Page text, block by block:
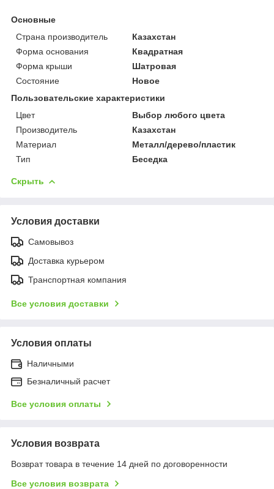
Основные
Страна производитель
Казахстан
Форма основания
Квадратная
Форма крыши
Шатровая
Состояние
Новое
Пользовательские характеристики
Цвет
Выбор любого цвета
Производитель
Казахстан
Материал
Металл/дерево/пластик
Тип
Беседка
Скрыть
Условия доставки
Самовывоз
Доставка курьером
Транспортная компания
Все условия доставки
Условия оплаты
Наличными
Безналичный расчет
Все условия оплаты
Условия возврата
Возврат товара в течение 14 дней по договоренности
Все условия возврата